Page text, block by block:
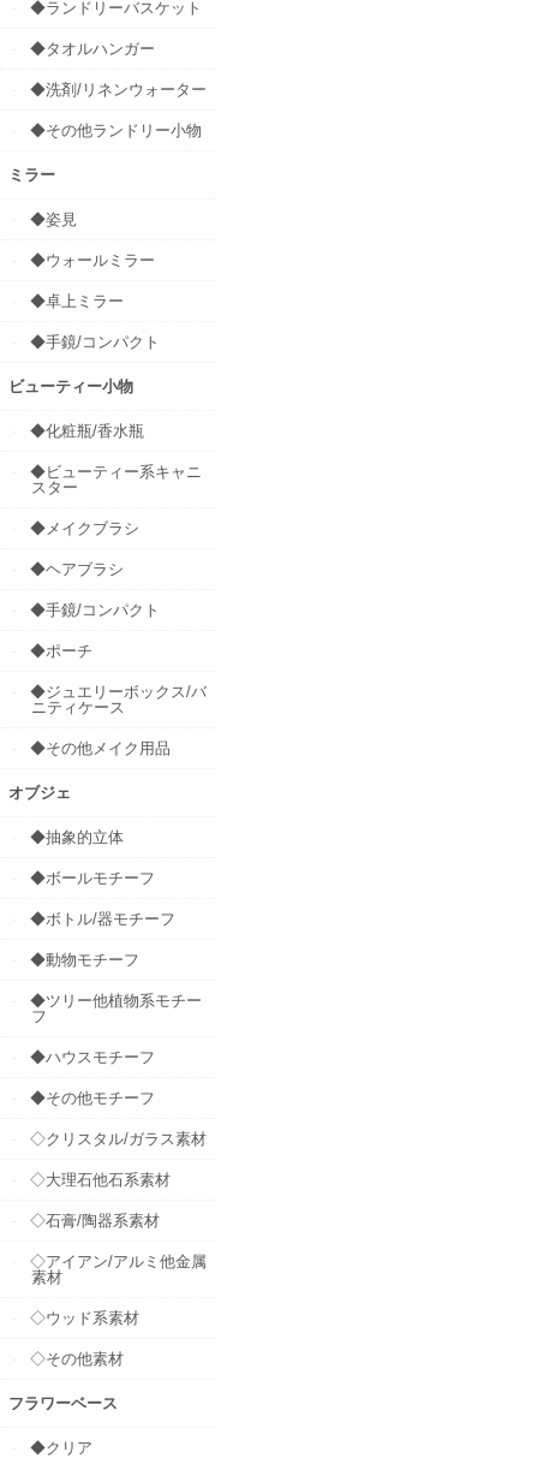
◆ランドリーバスケット
◆タオルハンガー
◆洗剤/リネンウォーター
◆その他ランドリー小物
ミラー
◆姿見
◆ウォールミラー
◆卓上ミラー
◆手鏡/コンパクト
ビューティー小物
◆化粧瓶/香水瓶
◆ビューティー系キャニ
スター
◆メイクブラシ
◆ヘアブラシ
◆手鏡/コンパクト
◆ポーチ
◆ジュエリーボックス/バ
ニティケース
◆その他メイク用品
オブジェ
◆抽象的立体
◆ボールモチーフ
◆ボトル/器モチーフ
◆動物モチーフ
◆ツリー他植物系モチー
フ
◆ハウスモチーフ
◆その他モチーフ
◇クリスタル/ガラス素材
◇大理石他石系素材
◇石膏/陶器系素材
◇アイアン/アルミ他金属
素材
◇ウッド系素材
◇その他素材
フラワーベース
◆クリア